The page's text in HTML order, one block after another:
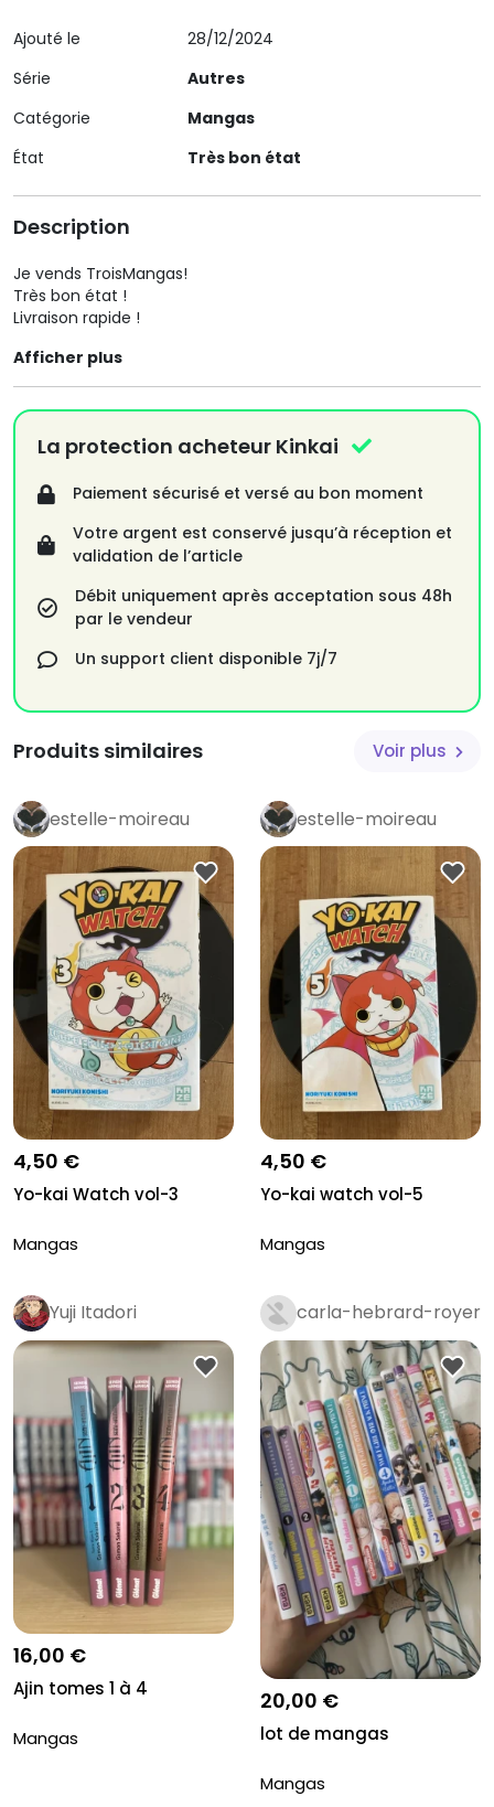
Ajouté le
28/12/2024
Série
Autres
Catégorie
Mangas
État
Très bon état
Description
Je vends TroisMangas!
Très bon état !
Livraison rapide !
Afficher plus
La protection acheteur Kinkai
Paiement sécurisé et versé au bon moment
Votre argent est conservé jusqu’à réception et
validation de l’article
Débit uniquement après acceptation sous 48h
par le vendeur
Un support client disponible 7j/7
Produits similaires Voir plus
estelle-moireau
4,50 €
Yo-kai Watch vol-3
Mangas
estelle-moireau
4,50 €
Yo-kai watch vol-5
Mangas
Yuji Itadori
16,00 €
Ajin tomes 1 à 4
Mangas
carla-hebrard-royer
20,00 €
lot de mangas
Mangas